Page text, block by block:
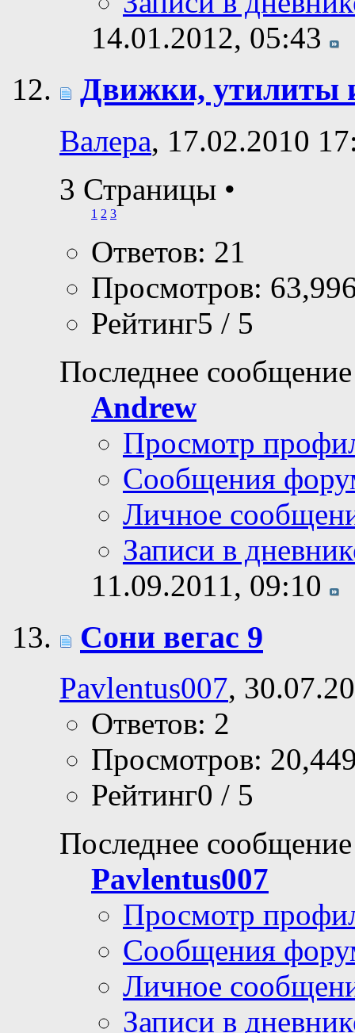
14.01.2012, 05:43
Движки, утилиты
Валера, 17.02.2010
3 Страницы •
1 2 3
Ответов: 21
Просмотров:
Рейтинг5 / 5
Последнее
Andrew
Просмотр
Сообщения
Личное
Записи в
11.09.2011, 09:10
Сони вегас 9
Pavlentus007,
Ответов: 2
Просмотров:
Рейтинг0 / 5
Последнее
Pavlentus007
Просмотр
Сообщения
Личное
Записи в